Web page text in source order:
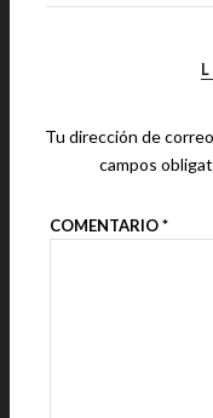
Tu dirección de
campos
COMENTARIO*